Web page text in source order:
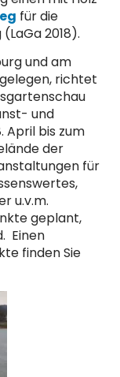
für die
2018).
und am
richtet
und
April bis zum
der
für
u.v.m.
geplant,
Einen
finden Sie